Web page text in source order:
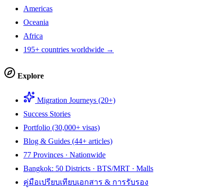
Americas
Oceania
Africa
195+ countries worldwide →
Explore
Migration Journeys (20+)
Success Stories
Portfolio (30,000+ visas)
Blog & Guides (44+ articles)
77 Provinces · Nationwide
Bangkok: 50 Districts · BTS/MRT · Malls
คู่มือเปรียบเทียบเอกสาร & การรับรอง